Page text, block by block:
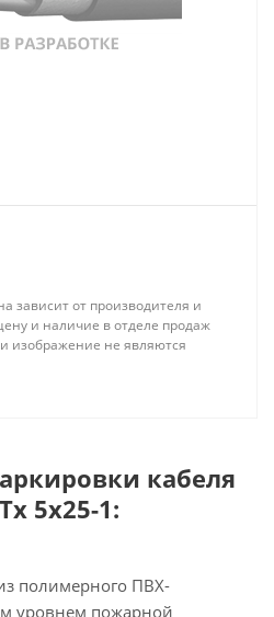
зависит от производителя и
и наличие в отделе продаж
изображение не являются
кабеля
5х25-1:
полимерного ПВХ-
уровнем пожарной